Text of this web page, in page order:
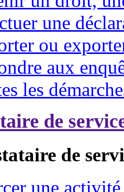
une
ou
aux
les
de
de
une activité